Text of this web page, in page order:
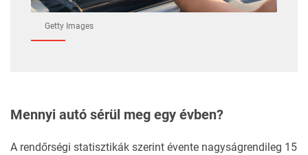
Getty Images
Mennyi autó sérül meg egy évben?
A rendőrségi statisztikák szerint évente nagyságrendileg 15